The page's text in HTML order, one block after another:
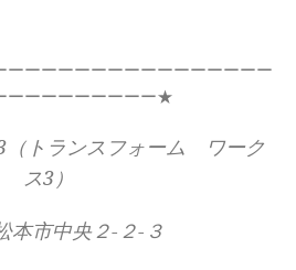
ーーーーーーーーーーーーーーーー
ーーーーーーーーー★
トランスフォーム ワーク
ス3）
本市中央２-２-３